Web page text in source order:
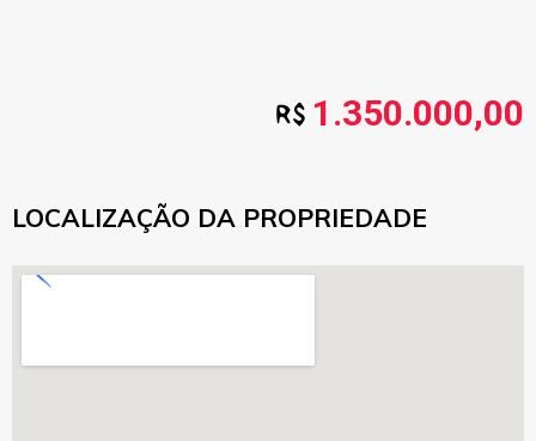
1.350.000,00
LOCALIZAÇÃO DA PROPRIEDADE